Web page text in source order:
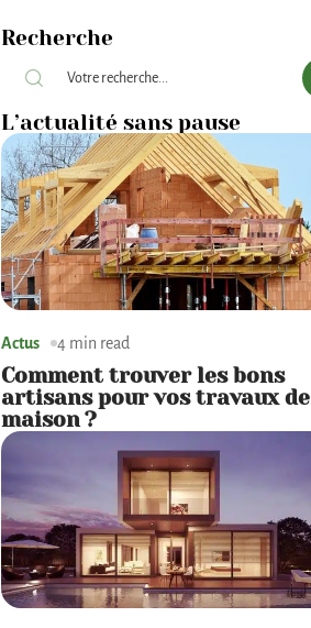
Recherche
L’actualité sans pause
Actus 4 min read
Comment trouver les bons
artisans pour vos travaux de
maison ?